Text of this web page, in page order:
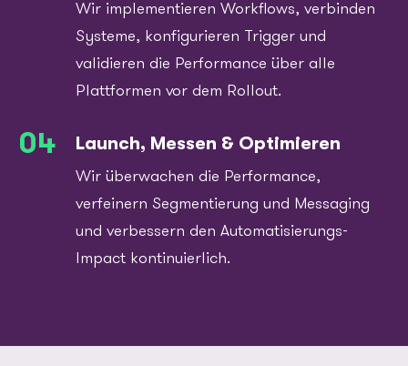
Wir implementieren Workflows, verbinden
Systeme, konfigurieren Trigger und
validieren die Performance über alle
Plattformen vor dem Rollout.
04 Launch, Messen & Optimieren
Wir überwachen die Performance,
verfeinern Segmentierung und Messaging
und verbessern den Automatisierungs-
Impact kontinuierlich.